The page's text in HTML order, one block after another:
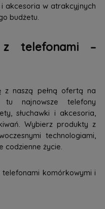
akcesoria w atrakcyjnych
budżetu.
z telefonami –
z naszą pełną ofertą na
tu najnowsze telefony
słuchawki i akcesoria,
Wybierz produkty z
technologiami,
codzienne życie.
telefonami komórkowymi i